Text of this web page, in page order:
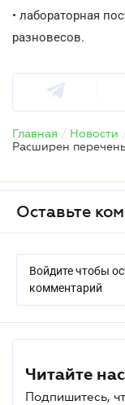
• лабораторная
разновесов.
Главная / Новости
Оставьте
Войдите чтобы
комментарий
Читайте
Подпишитесь,